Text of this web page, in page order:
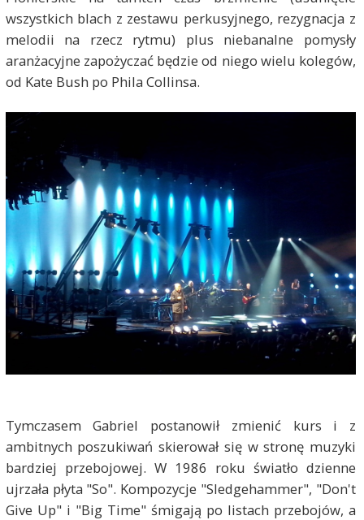
wszystkich blach z zestawu perkusyjnego, rezygnacja z
melodii na rzecz rytmu) plus niebanalne pomysły
aranżacyjne zapożyczać będzie od niego wielu kolegów,
od Kate Bush po Phila Collinsa.
Tymczasem Gabriel postanowił zmienić kurs i z
ambitnych poszukiwań skierował się w stronę muzyki
bardziej przebojowej. W 1986 roku światło dzienne
ujrzała płyta "So". Kompozycje "Sledgehammer", "Don't
Give Up" i "Big Time" śmigają po listach przebojów, a